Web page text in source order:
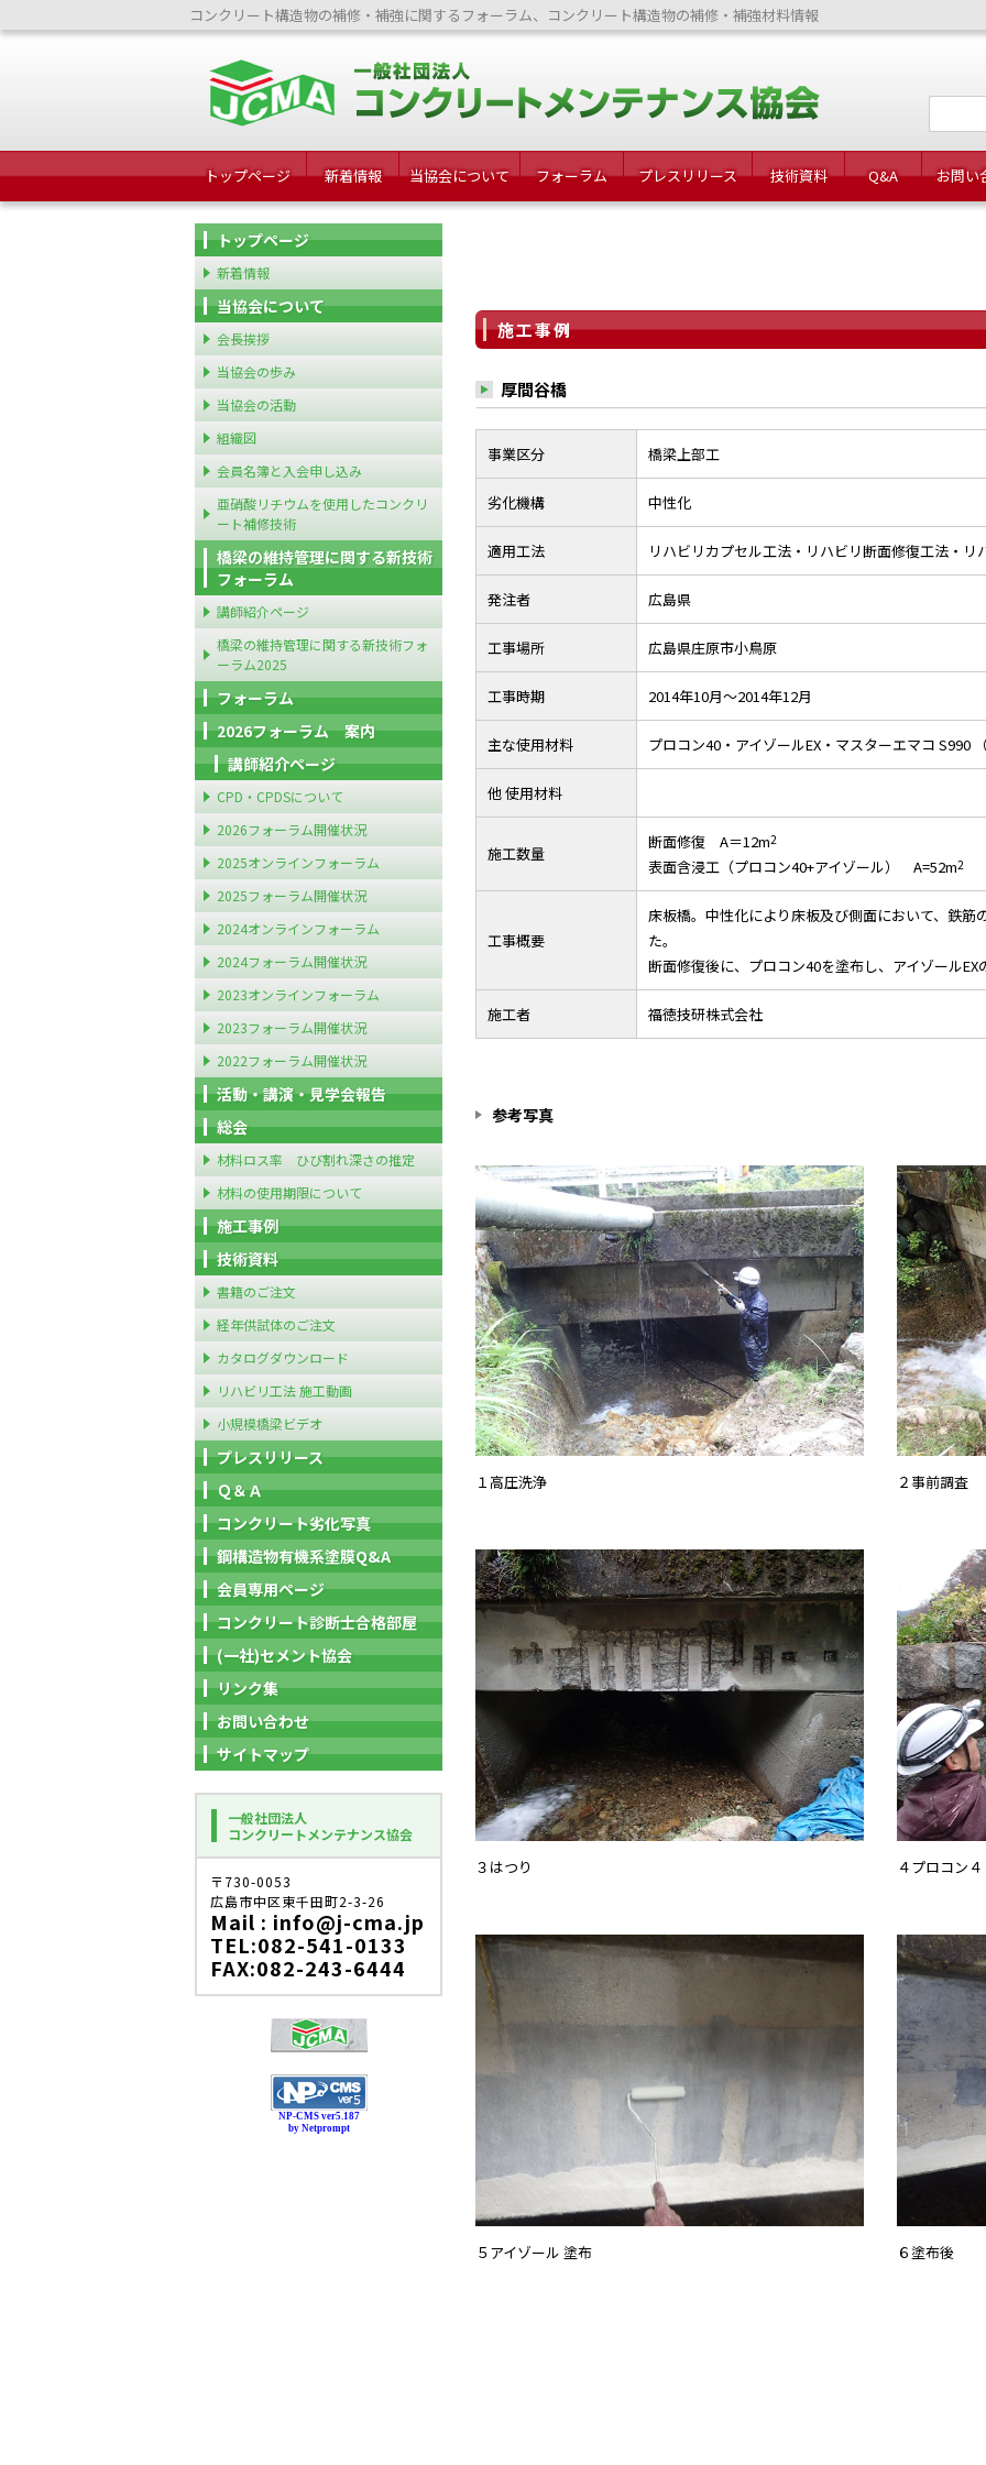
コンクリート構造物の補修・補強に関するフォーラム、コンクリート構造物の補修・補強材料情報
トップページ 新着情報 当協会について フォーラム プレスリリース 技術資料 Q&A お問い
施工事例
厚間谷橋
事業区分 橋梁上部工
劣化機構 中性化
適用工法 リハビリカプセル工法・リハビリ断面修復工法・リ
発注者 広島県
工事場所 広島県庄原市小鳥原
工事時期 2014年10月～2014年12月
主な使用材料 プロコン40・アイゾールEX・マスターエマコ S990
他 使用材料
施工数量
断面修復 A＝12m2
表面含浸工（プロコン40+アイゾール） A=52m2
工事概要
床板橋。中性化により床板及び側面において、鉄
た。
断面修復後に、プロコン40を塗布し、アイゾールEX
施工者 福徳技研株式会社
参考写真
１高圧洗浄 ２事前調査
３はつり ４プロコン
５アイゾール 塗布 ６塗布後
トップページ
新着情報
当協会について
会長挨拶
当協会の歩み
当協会の活動
組織図
会員名簿と入会申し込み
亜硝酸リチウムを使用したコンクリ
ート補修技術
橋梁の維持管理に関する新技術
フォーラム
講師紹介ページ
橋梁の維持管理に関する新技術フォ
ーラム2025
フォーラム
2026フォーラム 案内
講師紹介ページ
CPD・CPDSについて
2026フォーラム開催状況
2025オンラインフォーラム
2025フォーラム開催状況
2024オンラインフォーラム
2024フォーラム開催状況
2023オンラインフォーラム
2023フォーラム開催状況
2022フォーラム開催状況
活動・講演・見学会報告
総会
材料ロス率 ひび割れ深さの推定
材料の使用期限について
施工事例
技術資料
書籍のご注文
経年供試体のご注文
カタログダウンロード
リハビリ工法 施工動画
小規模橋梁ビデオ
プレスリリース
Ｑ＆Ａ
コンクリート劣化写真
鋼構造物有機系塗膜Q&A
会員専用ページ
コンクリート診断士合格部屋
(一社)セメント協会
リンク集
お問い合わせ
サイトマップ
一般社団法人
コンクリートメンテナンス協会
〒730-0053
広島市中区東千田町2-3-26
Mail : info@j-cma.jp
TEL:082-541-0133
FAX:082-243-6444
NP-CMS ver5.187
by Netprompt